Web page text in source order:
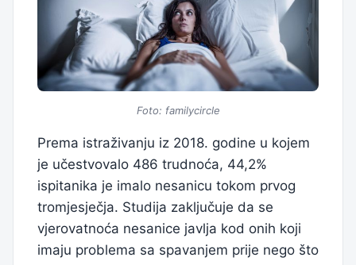
Foto: familycircle
Prema istraživanju iz 2018. godine u kojem
je učestvovalo 486 trudnoća, 44,2%
ispitanika je imalo nesanicu tokom prvog
tromjesječja. Studija zaključuje da se
vjerovatnoća nesanice javlja kod onih koji
imaju problema sa spavanjem prije nego što